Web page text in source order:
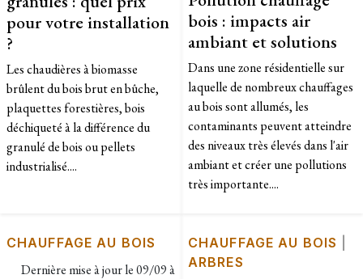
pour votre installation
?
Les chaudières à biomasse
brûlent du bois brut en bûche,
plaquettes forestières, bois
déchiqueté à la différence du
granulé de bois ou pellets
industrialisé....
bois : impacts air
ambiant et solutions
Dans une zone résidentielle sur
laquelle de nombreux chauffages
au bois sont allumés, les
contaminants peuvent atteindre
des niveaux très élevés dans l'air
ambiant et créer une pollutions
très importante....
CHAUFFAGE AU BOIS
Dernière mise à jour le09/09 à
CHAUFFAGE AU BOIS
ARBRES